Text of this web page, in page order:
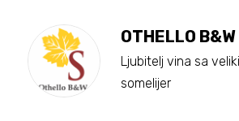
OTHELLO B&W
Ljubitelj vina sa
somelijer